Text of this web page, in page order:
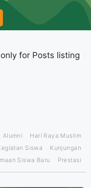
for Posts listing
Alumni
Hari Raya Muslim
Siswa
Kunjungan
Siswa Baru Prestasi